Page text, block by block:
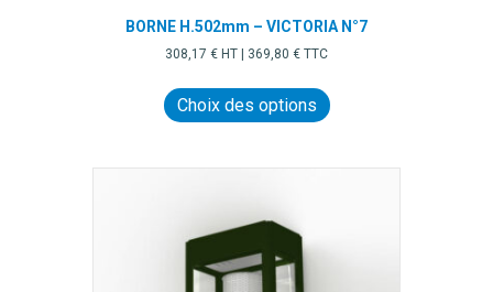
BORNE H.502mm – VICTORIA N°7
308,17 € HT | 369,80 € TTC
Choix des options
produit
variations.